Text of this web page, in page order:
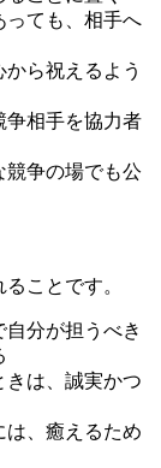
ても、相手へ
ら祝えるよう
相手を協力者
争の場でも公
ことです。
分が担うべき
は、誠実かつ
、癒えるため